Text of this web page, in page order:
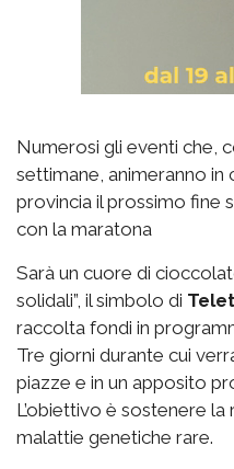
Numerosi gli eventi che,
settimane, animeranno in
provincia il prossimo fine
con la maratona
Sarà un cuore di
solidali”, il simbolo di
raccolta fondi in
Tre giorni durante cui
piazze e in un apposito
L’obiettivo è sostenere
malattie genetiche rare.